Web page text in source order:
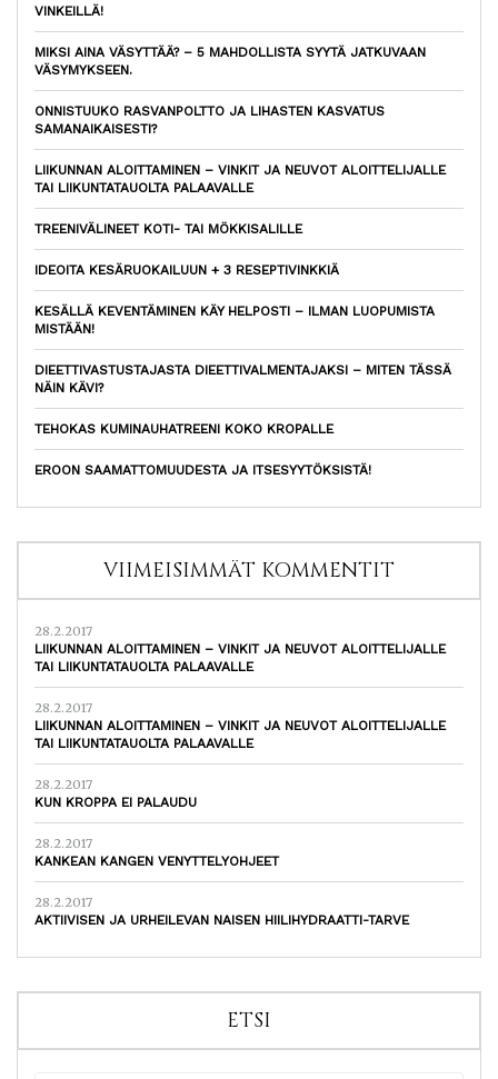
VINKEILLÄ!
MIKSI AINA VÄSYTTÄÄ? – 5 MAHDOLLISTA SYYTÄ JATKUVAAN
VÄSYMYKSEEN.
ONNISTUUKO RASVANPOLTTO JA LIHASTEN KASVATUS
SAMANAIKAISESTI?
LIIKUNNAN ALOITTAMINEN – VINKIT JA NEUVOT ALOITTELIJALLE
TAI LIIKUNTATAUOLTA PALAAVALLE
TREENIVÄLINEET KOTI- TAI MÖKKISALILLE
IDEOITA KESÄRUOKAILUUN + 3 RESEPTIVINKKIÄ
KESÄLLÄ KEVENTÄMINEN KÄY HELPOSTI – ILMAN LUOPUMISTA
MISTÄÄN!
DIEETTIVASTUSTAJASTA DIEETTIVALMENTAJAKSI – MITEN TÄSSÄ
NÄIN KÄVI?
TEHOKAS KUMINAUHATREENI KOKO KROPALLE
EROON SAAMATTOMUUDESTA JA ITSESYYTÖKSISTÄ!
VIIMEISIMMÄT KOMMENTIT
28.2.2017
LIIKUNNAN ALOITTAMINEN – VINKIT JA NEUVOT ALOITTELIJALLE
TAI LIIKUNTATAUOLTA PALAAVALLE
28.2.2017
LIIKUNNAN ALOITTAMINEN – VINKIT JA NEUVOT ALOITTELIJALLE
TAI LIIKUNTATAUOLTA PALAAVALLE
28.2.2017
KUN KROPPA EI PALAUDU
28.2.2017
KANKEAN KANGEN VENYTTELYOHJEET
28.2.2017
AKTIIVISEN JA URHEILEVAN NAISEN HIILIHYDRAATTI-TARVE
ETSI